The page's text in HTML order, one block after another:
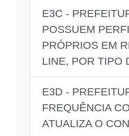
E3C -
POSSUEM
PRÓPRIOS EM
LINE, POR TIPO
E3D -
FREQUÊNCIA
ATUALIZA O